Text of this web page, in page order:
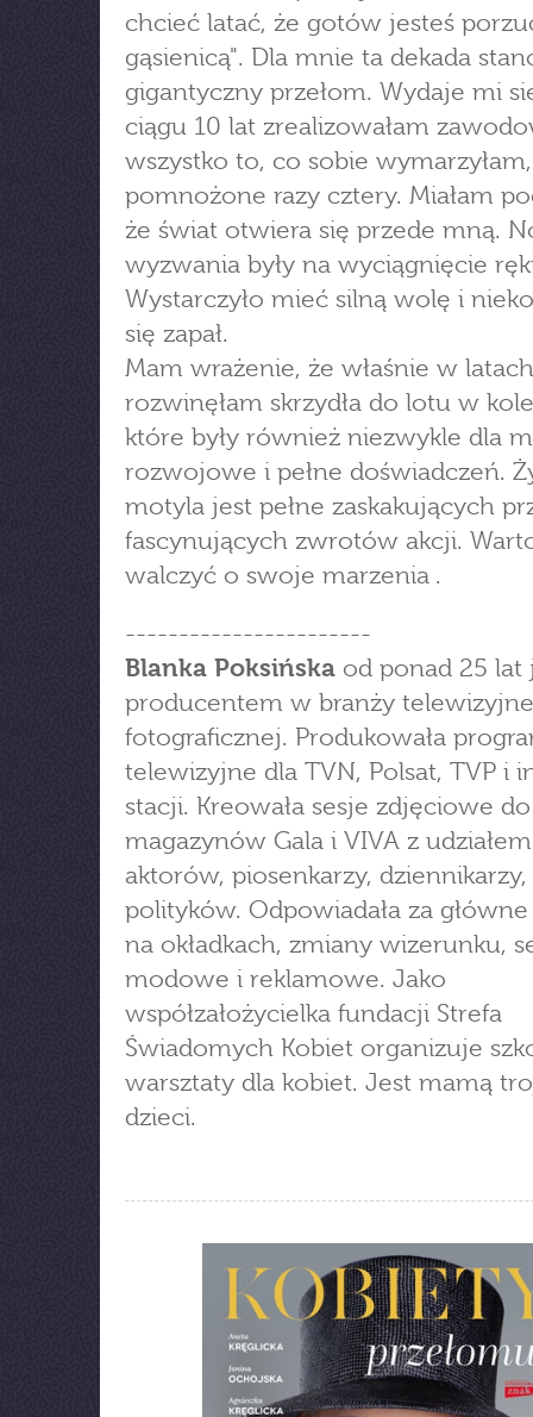
chcieć latać, że gotów jesteś
gąsienicą". Dla mnie ta dekada
gigantyczny przełom. Wydaje mi
ciągu 10 lat zrealizowałam
wszystko to, co sobie wymarzyłam,
pomnożone razy cztery. Miałam
że świat otwiera się przede mną.
wyzwania były na wyciągnięcie
Wystarczyło mieć silną wolę i
się zapał.
Mam wrażenie, że właśnie w
rozwinęłam skrzydła do lotu w
które były również niezwykle dla
rozwojowe i pełne doświadczeń.
motyla jest pełne zaskakujących
fascynujących zwrotów akcji.
walczyć o swoje marzenia .
-----------------------
Blanka Poksińska od ponad 25 lat
producentem w branży
fotograficznej. Produkowała
telewizyjne dla TVN, Polsat, TVP i
stacji. Kreowała sesje zdjęciowe do
magazynów Gala i VIVA z udziałem
aktorów, piosenkarzy, dziennikarzy,
polityków. Odpowiadała za
na okładkach, zmiany wizerunku,
modowe i reklamowe. Jako
współzałożycielka fundacji Strefa
Świadomych Kobiet organizuje
warsztaty dla kobiet. Jest mamą
dzieci.